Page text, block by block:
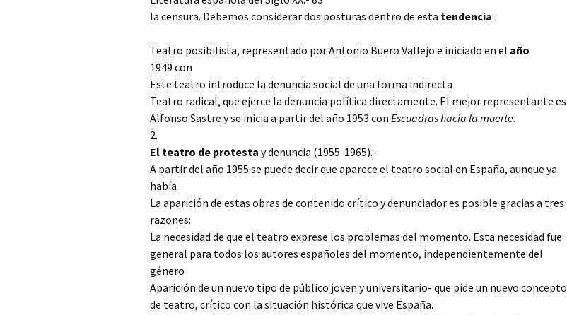
la censura. Debemos considerar dos posturas dentro de esta tendencia:
Teatro posibilista, representado por Antonio Buero Vallejo e iniciado en el año
1949 con
Este teatro introduce la denuncia social de una forma indirecta
Teatro radical, que ejerce la denuncia política directamente. El mejor representante es
Alfonso Sastre y se inicia a partir del año 1953 con Escuadras hacia la muerte.
2.
El teatro de protesta y denuncia (1955-1965).-
A partir del año 1955 se puede decir que aparece el teatro social en España, aunque ya
había
La aparición de estas obras de contenido crítico y denunciador es posible gracias a tres
razones:
La necesidad de que el teatro exprese los problemas del momento. Esta necesidad fue
general para todos los autores españoles del momento, independientemente del
género
Aparición de un nuevo tipo de público joven y universitario- que pide un nuevo concepto
de teatro, crítico con la situación histórica que vive España.